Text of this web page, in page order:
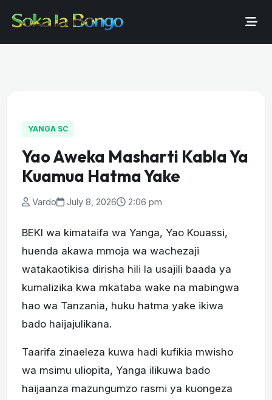
YANGA SC
Yao Aweka Masharti Kabla Ya
Kuamua Hatma Yake
Vardo July 8, 2026 2:06 pm
BEKI wa kimataifa wa Yanga, Yao Kouassi,
huenda akawa mmoja wa wachezaji
watakaotikisa dirisha hili la usajili baada ya
kumalizika kwa mkataba wake na mabingwa
hao wa Tanzania, huku hatma yake ikiwa
bado haijajulikana.
Taarifa zinaeleza kuwa hadi kufikia mwisho
wa msimu uliopita, Yanga ilikuwa bado
haijaanza mazungumzo rasmi ya kuongeza